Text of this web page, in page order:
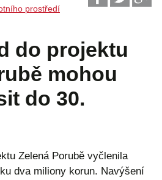
prostředí
do projektu
mohou
do 30.
Zelená Porubě vyčlenila
dva miliony korun. Navýšení